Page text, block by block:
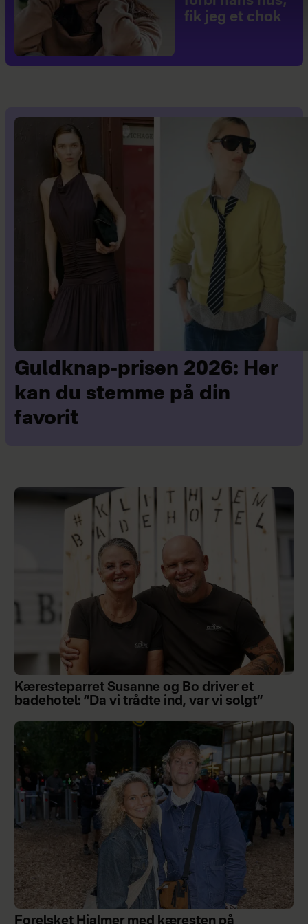
fik jeg et chok
Guldknap-prisen 2026: Her
kan du stemme på din
favorit
Kæresteparret Susanne og Bo driver et
badehotel: ”Da vi trådte ind, var vi solgt”
Forelsket Hjalmer med kæresten på